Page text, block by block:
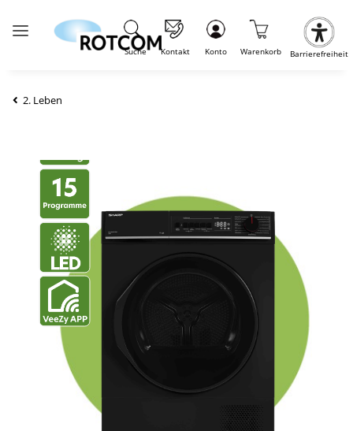
Suche Kontakt Konto Warenkorb Barrierefreiheit
2. Leben